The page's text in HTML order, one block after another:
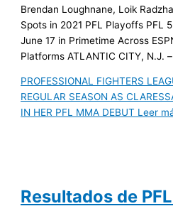
Brendan Loughnane, Loik
Spots in 2021 PFL Playoffs PFL
June 17 in Primetime Across
Platforms ATLANTIC CITY, N.J. –
PROFESSIONAL FIGHTERS
REGULAR SEASON AS
IN HER PFL MMA DEBUT Leer
Resultados de